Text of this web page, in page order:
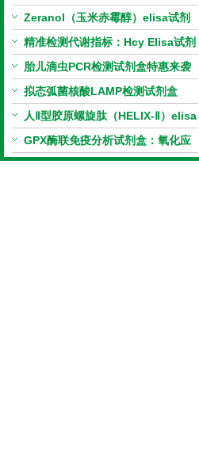
量更划算
Zeranol（玉米赤霉醇）elisa试剂
盒特惠
精准检测代谢指标：Hcy Elisa试剂
盒的科研应用与技术特点
胎儿滴虫PCR检测试剂盒特惠来袭
拟态弧菌核酸LAMP检测试剂盒
（恒温荧光法）新品上市优惠活动
人Ⅱ型胶原螺旋肽（HELIX-Ⅱ）elisa
试剂盒科研优惠活动开启
GPX酶联免疫分析试剂盒：氧化应
激研究精准检测工具